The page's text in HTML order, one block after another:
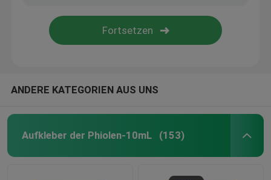
ANDERE KATEGORIEN AUS UNS
Aufkleber der Phiolen-10mL (153)